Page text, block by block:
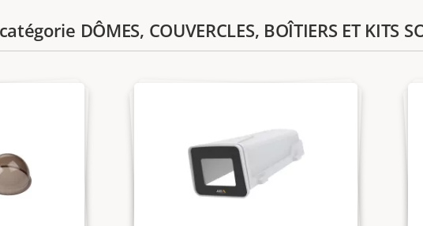
DÔMES, COUVERCLES, BOÎTIERS ET KITS